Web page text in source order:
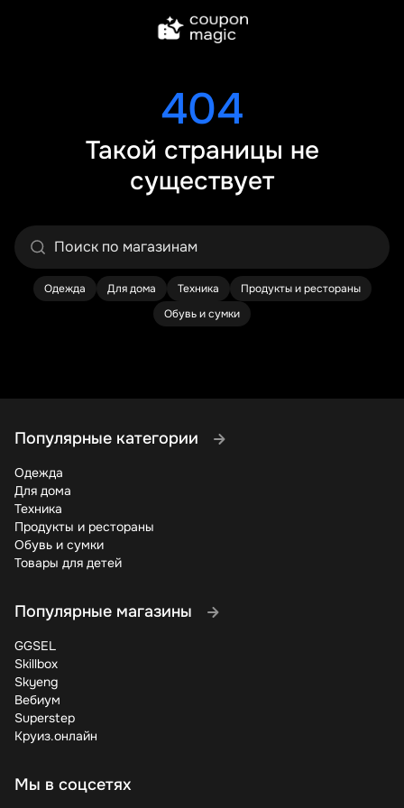
404
Такой страницы не
существует
Одежда Для дома Техника
Продукты и рестораны
Обувь и сумки
Популярные категории
Одежда
Для дома
Техника
Продукты и рестораны
Обувь и сумки
Товары для детей
Популярные магазины
GGSEL
Skillbox
Skyeng
Вебиум
Superstep
Круиз.онлайн
Мы в соцсетях